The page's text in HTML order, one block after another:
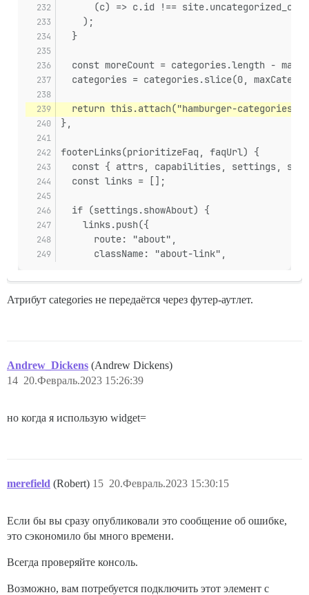
(c) => c.id !==
    );
  }
const moreCount = categories.length -
categories = categories.slice(0,
return this.attach("hamburger-
},
footerLinks(prioritizeFaq, faqUrl) {
const { attrs, capabilities, settings,
  const links = [];
  if (settings.showAbout) {
    links.push({
      route: "about",
      className: "about-link",
Атрибут categories не передаётся через футер-аутлет.
Andrew_Dickens (Andrew Dickens)
20.Февраль.2023 15:26:39
14
но когда я использую widget=
merefield (Robert) 20.Февраль.2023 15:30:15
15
Если бы вы сразу опубликовали это сообщение об ошибке,
это сэкономило бы много времени.
Всегда проверяйте консоль.
Возможно, вам потребуется подключить этот элемент с